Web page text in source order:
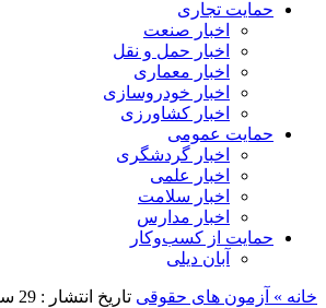
حمایت تجاری
اخبار صنعت
اخبار حمل و نقل
اخبار معماری
اخبار خودروسازی
اخبار کشاورزی
حمایت عمومی
اخبار گردشگری
اخبار علمی
اخبار سلامت
اخبار مدارس
حمایت از کسب‌وکار
آبان دیلی
خانه » آزمون های حقوقی تاریخ انتشار : 29 سپتامبر 2025 - 16:54 |